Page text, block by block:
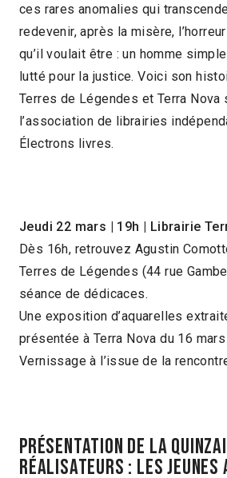
ces rares anomalies qui
redevenir, après la misère,
qu’il voulait être : un homme
lutté pour la justice. Voici son
Terres de Légendes et Terra Nova
l’association de librairies
Électrons livres.
Jeudi 22 mars 19h
Librairie
Dès 16h, retrouvez Agustin
Terres de Légendes (44 rue
séance de dédicaces.
Une exposition d’aquarelles
présentée à Terra Nova du 16
Vernissage à l’issue de la
Présentation de La
Réalisateurs : les jeunes